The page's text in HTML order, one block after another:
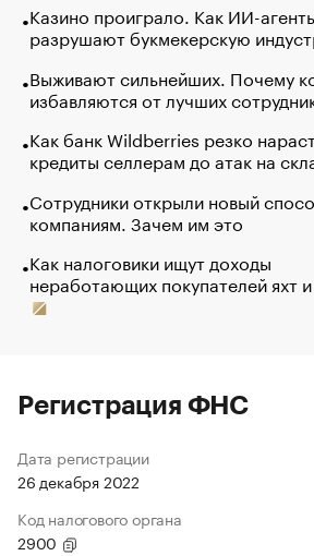
Казино проиграло. Как ИИ-
разрушают букмекерскую
Выживают сильнейших. Почему
избавляются от лучших
Как банк Wildberries резко
кредиты селлерам до атак на
Сотрудники открыли новый
компаниям. Зачем им это
Как налоговики ищут доходы
неработающих покупателей яхт
Регистрация ФНС
Дата регистрации
26 декабря 2022
Код налогового органа
2900